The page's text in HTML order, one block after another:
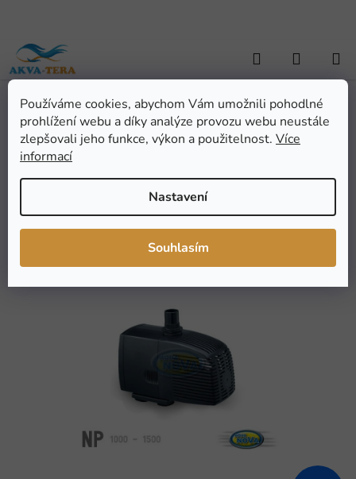
Používáme cookies, abychom Vám umožnili pohodlné
prohlížení webu a díky analýze provozu webu neustále
zlepšovali jeho funkce, výkon a použitelnost. Více
informací
Nastavení
Souhlasím
obsah
Hledat
KOŠÍK
Domů / AKVARISTIKA / Akvarijní technika / Čerpadla / AQUA NOVA
Fontánové čerpadlo NP-2000
AQUA NOVA Fontánové
čerpadlo NP-2000
hodnocení
0,0
Podrobnosti hodnocení
Značka:AQUA NOVA